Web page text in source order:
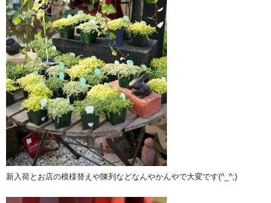
新入荷とお店の模様替えや陳列などなんやかんやで大変です(^_^;)